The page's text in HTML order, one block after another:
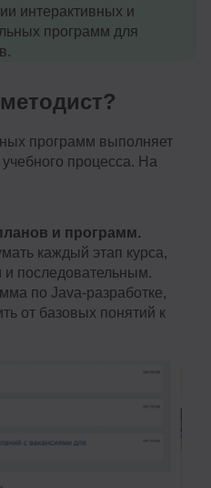
интерактивных и
программ для
программ выполняет
процесса. На
и программ.
каждый этап курса,
последовательным.
по Java-разработке,
от базовых понятий к